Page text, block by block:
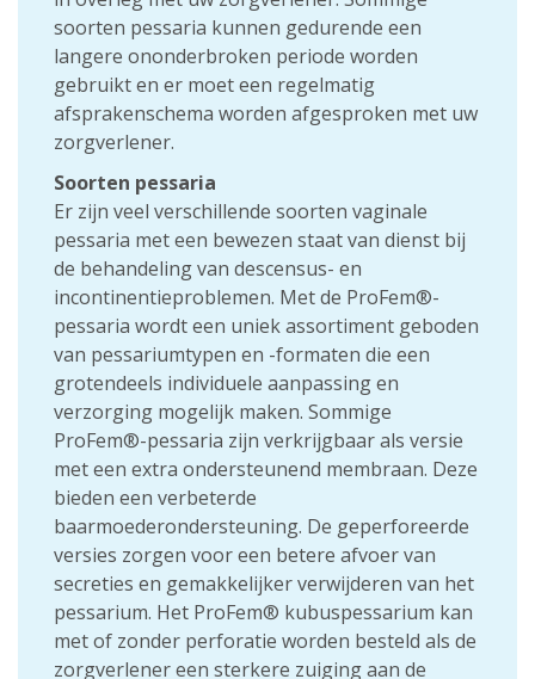
soorten pessaria kunnen gedurende een
langere ononderbroken periode worden
gebruikt en er moet een regelmatig
afsprakenschema worden afgesproken met uw
zorgverlener.
Soorten pessaria
Er zijn veel verschillende soorten vaginale
pessaria met een bewezen staat van dienst bij
de behandeling van descensus- en
incontinentieproblemen. Met de ProFem®-
pessaria wordt een uniek assortiment geboden
van pessariumtypen en -formaten die een
grotendeels individuele aanpassing en
verzorging mogelijk maken. Sommige
ProFem®-pessaria zijn verkrijgbaar als versie
met een extra ondersteunend membraan. Deze
bieden een verbeterde
baarmoederondersteuning. De geperforeerde
versies zorgen voor een betere afvoer van
secreties en gemakkelijker verwijderen van het
pessarium. Het ProFem® kubuspessarium kan
met of zonder perforatie worden besteld als de
zorgverlener een sterkere zuiging aan de